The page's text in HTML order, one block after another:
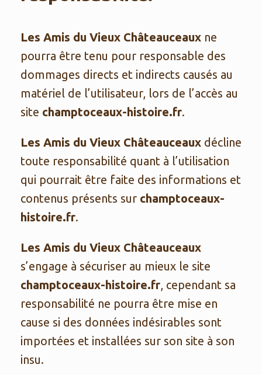
Les Amis du Vieux Châteauceaux ne
pourra être tenu pour responsable des
dommages directs et indirects causés au
matériel de l’utilisateur, lors de l’accès au
site champtoceaux-histoire.fr.
Les Amis du Vieux Châteauceaux décline
toute responsabilité quant à l’utilisation
qui pourrait être faite des informations et
contenus présents sur champtoceaux-
histoire.fr.
Les Amis du Vieux Châteauceaux
s’engage à sécuriser au mieux le site
champtoceaux-histoire.fr, cependant sa
responsabilité ne pourra être mise en
cause si des données indésirables sont
importées et installées sur son site à son
insu.